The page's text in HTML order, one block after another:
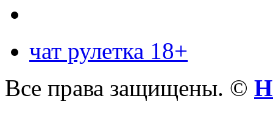
чат рулетка 18+
Все права защищены. ©